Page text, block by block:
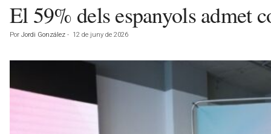
El 59% dels espanyols admet
Por Jordi González - 12 de juny de 2026